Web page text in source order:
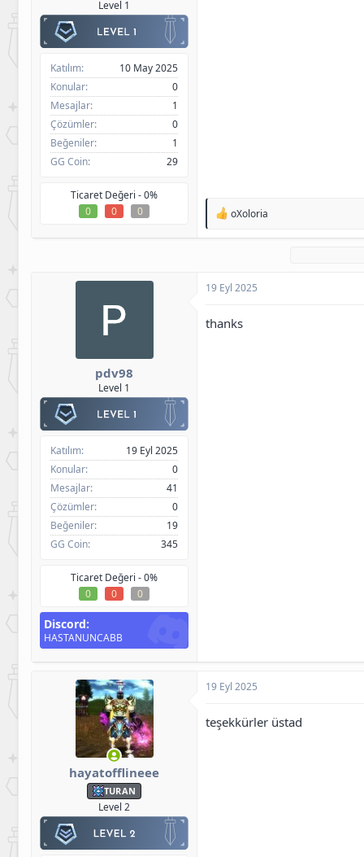
Level 1
Katılım
10 May 2025
Konular
0
Mesajlar
1
Çözümler
0
Beğeniler
1
GG Coin
29
Ticaret Değeri -0%
0
0 0
T
p
e
:
oXoloria
pdv98
Level 1
Katılım
19 Eyl 2025
Konular
0
Mesajlar
41
Çözümler
0
Beğeniler
19
GG Coin
345
Ticaret Değeri -0%
0
0 0
Discord
HASTANUNCABB
19 Eyl 2025
thanks
hayatofflineee
TURAN
Level 2
19 Eyl 2025
teşekkürler üstad